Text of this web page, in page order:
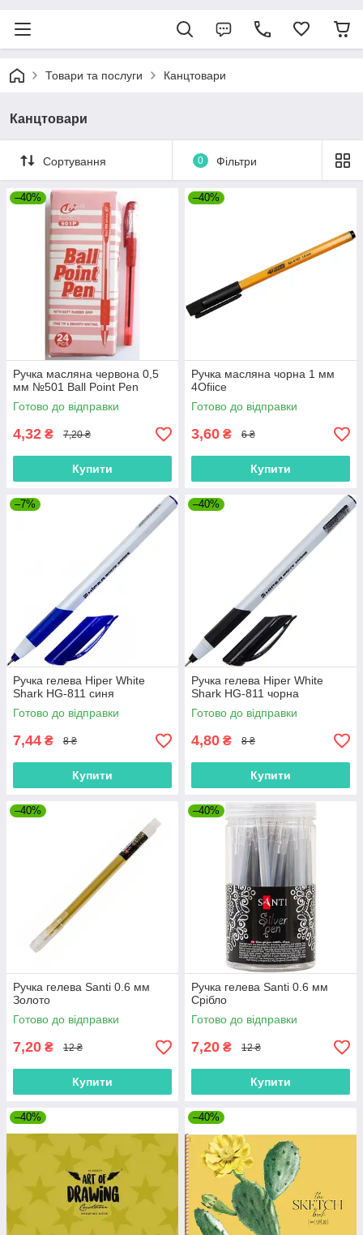
Товари та послуги Канцтовари
Канцтовари
Сортування 0 Фільтри
–40%
Ручка масляна червона 0,5
мм №501 Ball Point Pen
Готово до відправки
4,32 ₴ 7,20 ₴
Купити
–40%
Ручка масляна чорна 1 мм
4Ofiice
Готово до відправки
3,60 ₴ 6 ₴
Купити
–7%
Ручка гелева Hiper White
Shark HG-811 синя
Готово до відправки
7,44 ₴ 8 ₴
Купити
–40%
Ручка гелева Hiper White
Shark HG-811 чорна
Готово до відправки
4,80 ₴ 8 ₴
Купити
–40%
Ручка гелева Santi 0.6 мм
Золото
Готово до відправки
7,20 ₴ 12 ₴
Купити
–40%
Ручка гелева Santi 0.6 мм
Срібло
Готово до відправки
7,20 ₴ 12 ₴
Купити
–40% –40%